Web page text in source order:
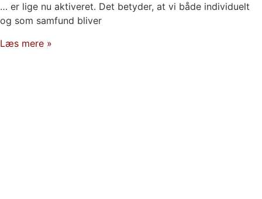
… er lige nu aktiveret. Det betyder, at vi både individuelt
og som samfund bliver
Læs mere »